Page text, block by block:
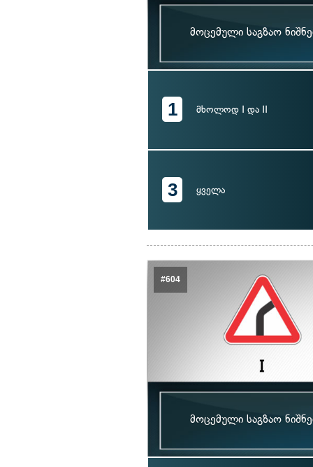
მოცემული საგზაო
1 მხოლოდ I და II
3 ყველა
#604
მოცემული საგზაო